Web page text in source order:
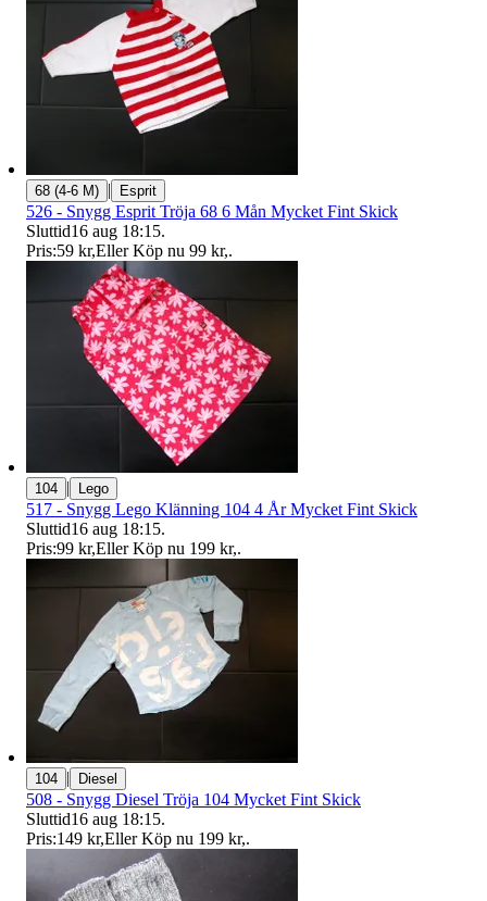
68 (4-6 M) | Esprit
526 - Snygg Esprit Tröja 68 6 Mån Mycket Fint Skick
Sluttid16 aug 18:15.
Pris:59 kr,Eller Köp nu 99 kr,.
104 | Lego
517 - Snygg Lego Klänning 104 4 År Mycket Fint Skick
Sluttid16 aug 18:15.
Pris:99 kr,Eller Köp nu 199 kr,.
104 | Diesel
508 - Snygg Diesel Tröja 104 Mycket Fint Skick
Sluttid16 aug 18:15.
Pris:149 kr,Eller Köp nu 199 kr,.